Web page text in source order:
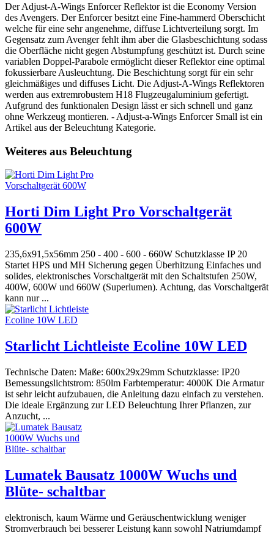
Der Adjust-A-Wings Enforcer Reflektor ist die Economy Version
des Avengers. Der Enforcer besitzt eine Fine-hammerd Oberschicht
welche für eine sehr angenehme, diffuse Lichtverteilung sorgt. Im
Gegensatz zum Avenger fehlt ihm aber die Glasbeschichtung sodass
die Oberfläche nicht gegen Abstumpfung geschützt ist. Durch seine
variablen Doppel-Parabole ermöglicht dieser Reflektor eine optimal
fokussierbare Ausleuchtung. Die Beschichtung sorgt für ein sehr
gleichmäßiges und diffuses Licht. Die Adjust-A-Wings Reflektoren
werden aus extremrobustem H18 Flugzeugaluminium gefertigt.
Aufgrund des funktionalen Design lässt er sich schnell und ganz
ohne Werkzeug montieren. - Adjust-a-Wings Enforcer Small ist ein
Artikel aus der Beleuchtung Kategorie.
Weiteres aus Beleuchtung
Horti Dim Light Pro Vorschaltgerät
600W
235,6x91,5x56mm 250 - 400 - 600 - 660W Schutzklasse IP 20
Startet HPS und MH Sicherung gegen Überhitzung Einfaches und
solides, elektronisches Vorschaltgerät mit den Schaltstufen 250W,
400W, 600W und 660W (Superlumen). Achtung, das Vorschaltgerät
kann nur ...
Starlicht Lichtleiste Ecoline 10W LED
Technische Daten: Maße: 600x29x29mm Schutzklasse: IP20
Bemessungslichtstrom: 850lm Farbtemperatur: 4000K Die Armatur
ist sehr leicht aufzubauen, die Anleitung dazu einfach zu verstehen.
Die ideale Ergänzung zur LED Beleuchtung Ihrer Pflanzen, zur
Anzucht, ...
Lumatek Bausatz 1000W Wuchs und
Blüte- schaltbar
elektronisch, kaum Wärme und Geräuschentwicklung weniger
Stromverbrauch bei besserer Leistung kann sowohl Natriumdampf